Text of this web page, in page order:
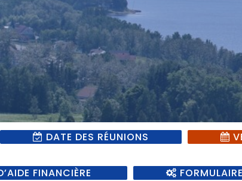
DATE DES RÉUNIONS
FINANCIÈRE